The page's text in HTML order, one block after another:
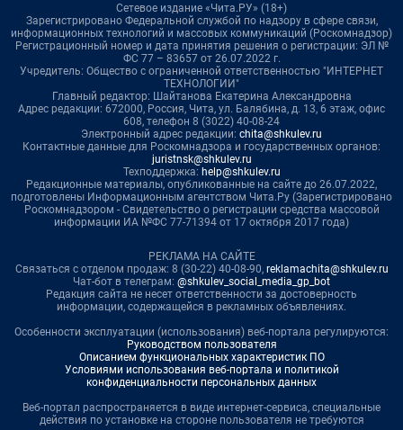
Сетевое издание «Чита.РУ» (18+)
Зарегистрировано Федеральной службой по надзору в сфере связи,
информационных технологий и массовых коммуникаций (Роскомнадзор)
Регистрационный номер и дата принятия решения о регистрации: ЭЛ №
ФС 77 – 83657 от 26.07.2022 г.
Учредитель: Общество с ограниченной ответственностью "ИНТЕРНЕТ
ТЕХНОЛОГИИ"
Главный редактор: Шайтанова Екатерина Александровна
Адрес редакции: 672000, Россия, Чита, ул. Балябина, д. 13, 6 этаж, офис
608, телефон 8 (3022) 40-08-24
Электронный адрес редакции: chita@shkulev.ru
Контактные данные для Роскомнадзора и государственных органов:
juristnsk@shkulev.ru
Техподдержка: help@shkulev.ru
Редакционные материалы, опубликованные на сайте до 26.07.2022,
подготовлены Информационным агентством Чита.Ру (Зарегистрировано
Роскомнадзором - Свидетельство о регистрации средства массовой
информации ИА №ФС 77-71394 от 17 октября 2017 года)
РЕКЛАМА НА САЙТЕ
Связаться с отделом продаж: 8 (30-22) 40-08-90, reklamachita@shkulev.ru
Чат-бот в телеграм: @shkulev_social_media_gp_bot
Редакция сайта не несет ответственности за достоверность
информации, содержащейся в рекламных объявлениях.
Особенности эксплуатации (использования) веб-портала регулируются:
Руководством пользователя
Описанием функциональных характеристик ПО
Условиями использования веб-портала и политикой
конфиденциальности персональных данных
Веб-портал распространяется в виде интернет-сервиса, специальные
действия по установке на стороне пользователя не требуются